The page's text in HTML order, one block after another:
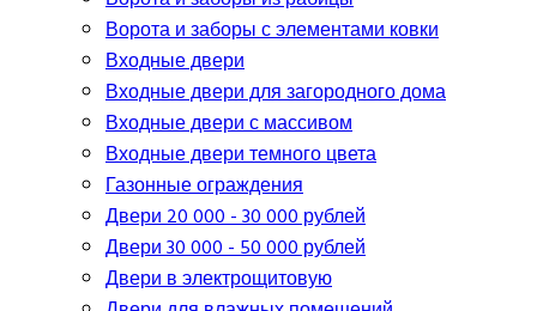
Ворота и заборы с элементами ковки
Входные двери
Входные двери для загородного дома
Входные двери с массивом
Входные двери темного цвета
Газонные ограждения
Двери 20 000 - 30 000 рублей
Двери 30 000 - 50 000 рублей
Двери в электрощитовую